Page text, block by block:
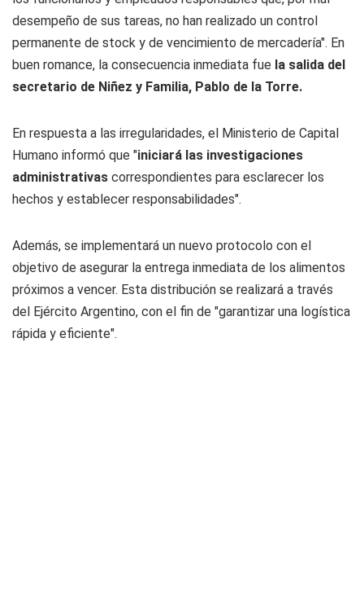
desempeño de sus tareas, no han realizado un control
permanente de stock y de vencimiento de mercadería". En
buen romance, la consecuencia inmediata fue la salida del
secretario de Niñez y Familia, Pablo de la Torre.
En respuesta a las irregularidades, el Ministerio de Capital
Humano informó que "iniciará las investigaciones
administrativas correspondientes para esclarecer los
hechos y establecer responsabilidades".
Además, se implementará un nuevo protocolo con el
objetivo de asegurar la entrega inmediata de los alimentos
próximos a vencer. Esta distribución se realizará a través
del Ejército Argentino, con el fin de "garantizar una logística
rápida y eficiente".